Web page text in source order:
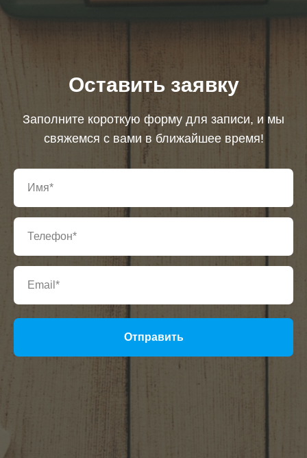
Оставить заявку
Заполните короткую форму для записи, и мы
свяжемся с вами в ближайшее время!
Отправить